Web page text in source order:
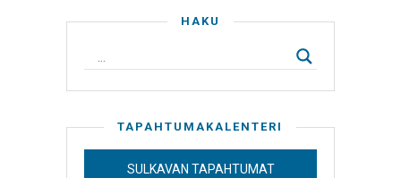
HAKU
TAPAHTUMAKALENTERI
SULKAVAN TAPAHTUMAT